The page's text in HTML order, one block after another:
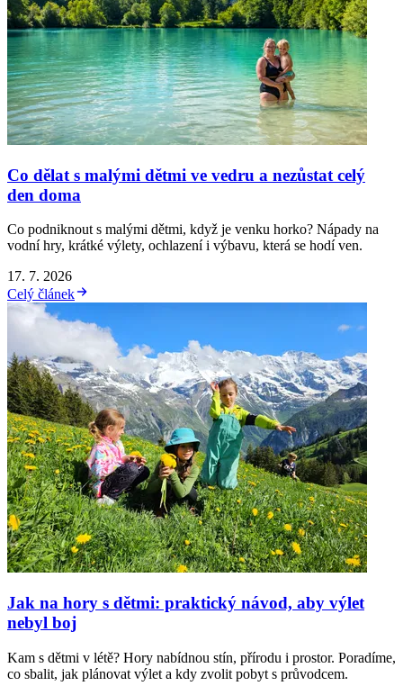
Co dělat s malými dětmi ve vedru a nezůstat celý
den doma
Co podniknout s malými dětmi, když je venku horko? Nápady na
vodní hry, krátké výlety, ochlazení i výbavu, která se hodí ven.
17. 7. 2026
Celý článek
Jak na hory s dětmi: praktický návod, aby výlet
nebyl boj
Kam s dětmi v létě? Hory nabídnou stín, přírodu i prostor. Poradíme,
co sbalit, jak plánovat výlet a kdy zvolit pobyt s průvodcem.